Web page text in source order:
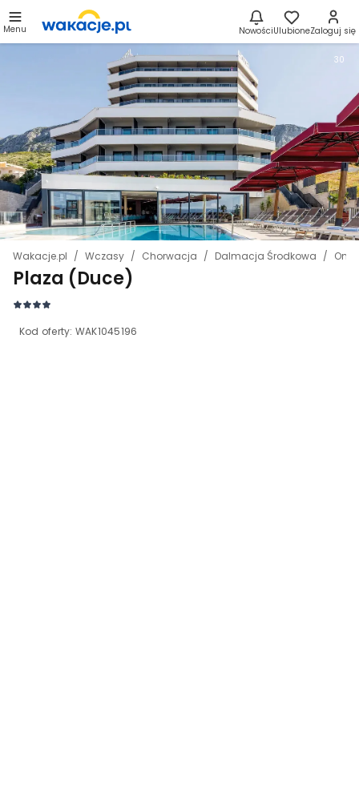
Menu NowościUlubioneZaloguj się
Wakacje.pl Wczasy Chorwacja Dalmacja Środkowa Omis
Plaza (Duce)
Kod oferty: WAK1045196
30